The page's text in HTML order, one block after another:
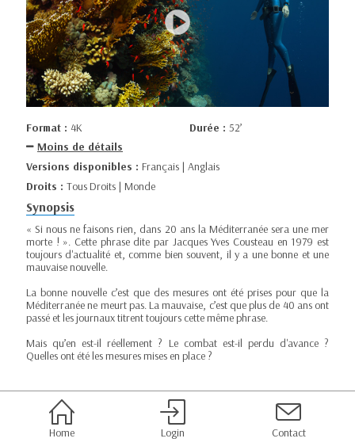
Format : 4K Durée : 52’
Moins de détails
Versions disponibles : Français | Anglais
Droits : Tous Droits | Monde
Synopsis
« Si nous ne faisons rien, dans 20 ans la Méditerranée sera une mer
morte ! ». Cette phrase dite par Jacques Yves Cousteau en 1979 est
toujours d'actualité et, comme bien souvent, il y a une bonne et une
mauvaise nouvelle.
La bonne nouvelle c’est que des mesures ont été prises pour que la
Méditerranée ne meurt pas. La mauvaise, c’est que plus de 40 ans ont
passé et les journaux titrent toujours cette même phrase.
Mais qu’en est-il réellement ? Le combat est-il perdu d'avance ?
Quelles ont été les mesures mises en place ?
Home Login Contact